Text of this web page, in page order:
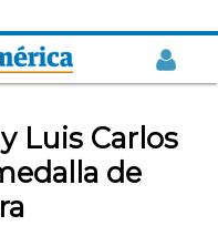
Luis Carlos
de